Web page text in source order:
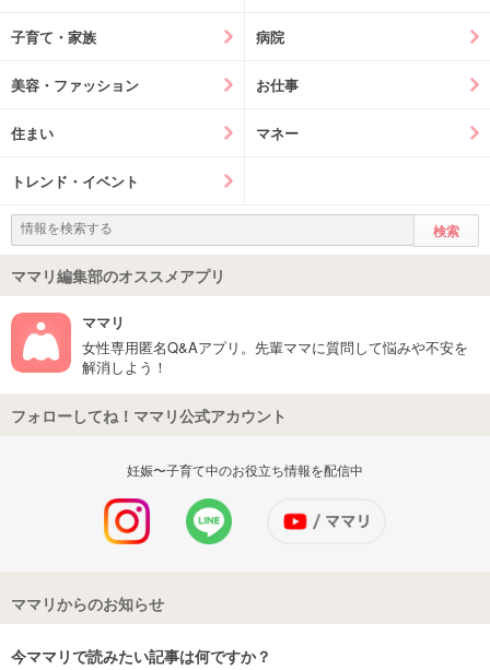
子育て・家族 病院
美容・ファッション お仕事
住まい マネー
トレンド・イベント
ママリ編集部のオススメアプリ
ママリ
女性専用匿名Q&Aアプリ。先輩ママに質問して悩みや不安を
解消しよう！
フォローしてね！ママリ公式アカウント
妊娠〜子育て中のお役立ち情報を配信中
ママリからのお知らせ
今ママリで読みたい記事は何ですか？